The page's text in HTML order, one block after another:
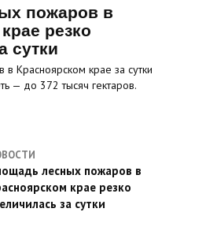
пожаров в
резко
сутки
Красноярском крае за сутки
— до 372 тысяч гектаров.
лесных пожаров в
крае резко
за сутки